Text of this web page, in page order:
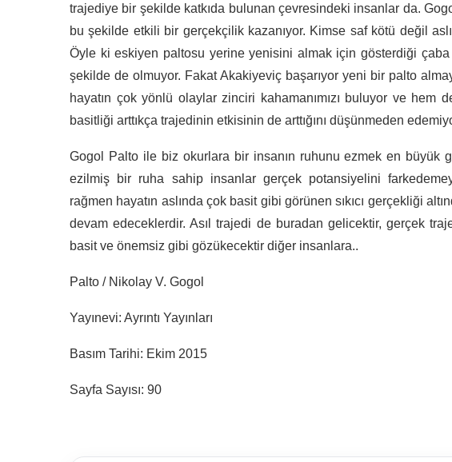
trajediye bir şekilde katkıda bulunan çevresindeki insanlar da.
bu şekilde etkili bir gerçekçilik kazanıyor. Kimse saf kötü değil
Öyle ki eskiyen paltosu yerine yenisini almak için gösterdiği çaba
şekilde de olmuyor. Fakat Akakiyeviç başarıyor yeni bir palto
hayatın çok yönlü olaylar zinciri kahamanımızı buluyor ve
basitliği arttıkça trajedinin etkisinin de arttığını düşünmeden
Gogol Palto ile biz okurlara bir insanın ruhunu ezmek en büyük
ezilmiş bir ruha sahip insanlar gerçek potansiyelini
rağmen hayatın aslında çok basit gibi görünen sıkıcı gerçekliği
devam edeceklerdir. Asıl trajedi de buradan gelicektir, gerçek
basit ve önemsiz gibi gözükecektir diğer insanlara..
Palto / Nikolay V. Gogol
Yayınevi: Ayrıntı Yayınları
Basım Tarihi: Ekim 2015
Sayfa Sayısı: 90